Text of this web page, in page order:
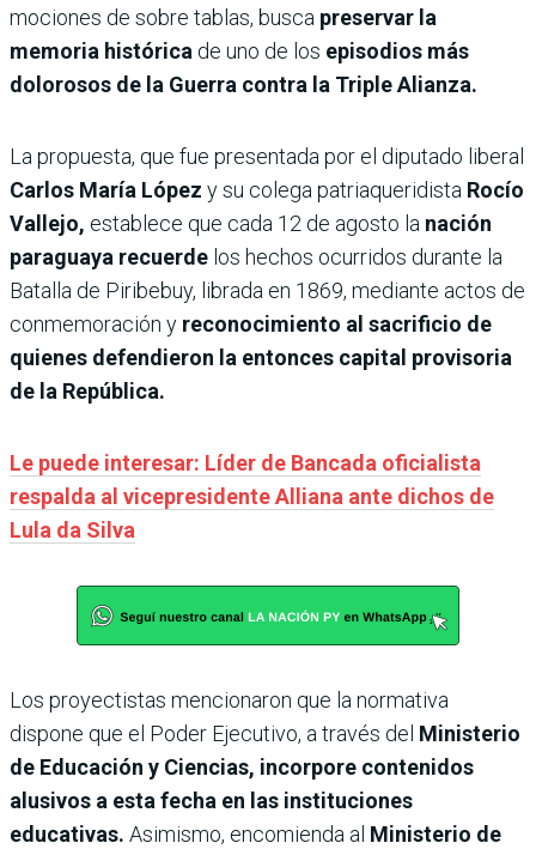
mociones de sobre tablas, busca preservar la
memoria histórica de uno de los episodios más
dolorosos de la Guerra contra la Triple Alianza.
La propuesta, que fue presentada por el diputado liberal
Carlos María López y su colega patriaqueridista Rocío
Vallejo, establece que cada 12 de agosto la nación
paraguaya recuerde los hechos ocurridos durante la
Batalla de Piribebuy, librada en 1869, mediante actos de
conmemoración y reconocimiento al sacrificio de
quienes defendieron la entonces capital provisoria
de la República.
Le puede interesar: Líder de Bancada oficialista
respalda al vicepresidente Alliana ante dichos de
Lula da Silva
Los proyectistas mencionaron que la normativa
dispone que el Poder Ejecutivo, a través del Ministerio
de Educación y Ciencias, incorpore contenidos
alusivos a esta fecha en las instituciones
educativas. Asimismo, encomienda al Ministerio de